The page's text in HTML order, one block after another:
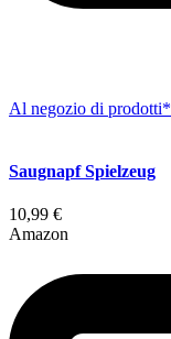
Al negozio di prodotti*
Saugnapf Spielzeug
10,99 €
Amazon